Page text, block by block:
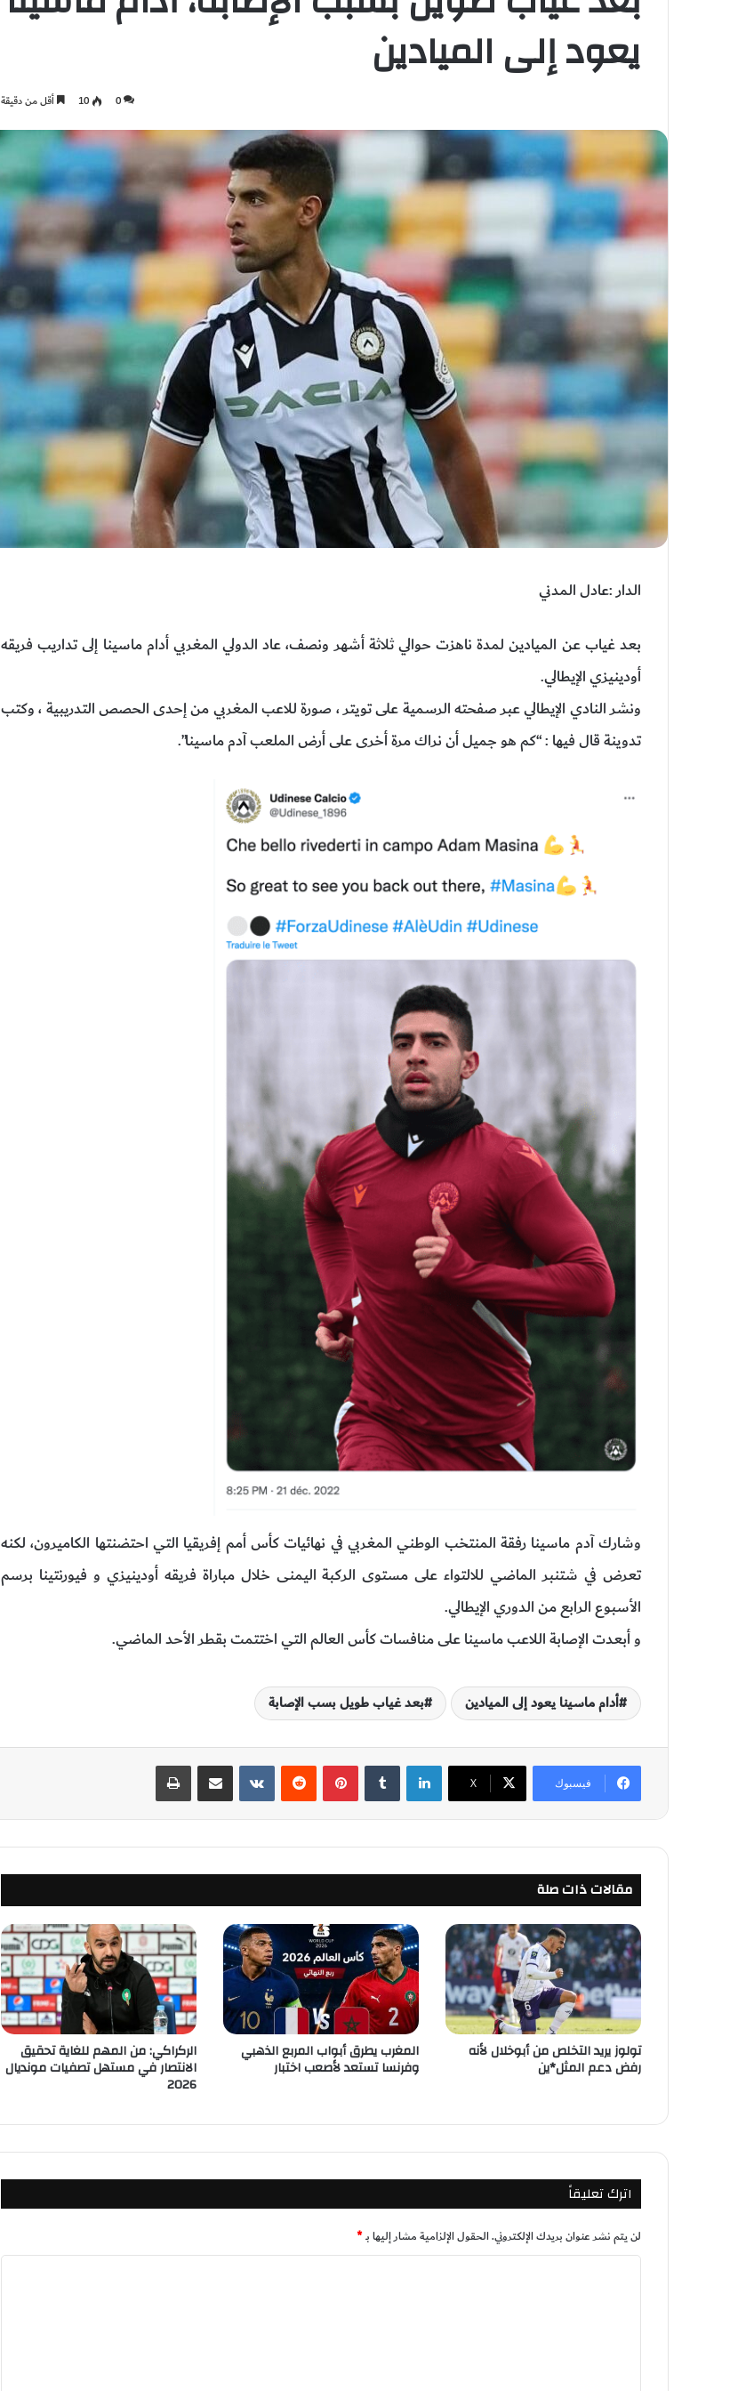
يعود إلى الميادين
0
10 أقل من دقيقة
الدار :عادل المدني
بعد غياب عن الميادين لمدة ناهزت حوالي ثلاثة أشهر ونصف، عاد الدولي المغربي أدام ماسينا إلى تداريب فريقه
أودينيزي الإيطالي.
ونشر النادي الإيطالي عبر صفحته الرسمية على تويتر ، صورة للاعب المغربي من إحدى الحصص التدريبية ، وكتب
تدوينة قال فيها : “كم هو جميل أن نراك مرة أخرى على أرض الملعب آدم ماسينا”.
وشارك آدم ماسينا رفقة المنتخب الوطني المغربي في نهائيات كأس أمم إفريقيا التي احتضنتها الكاميرون، لكنه
تعرض في شتنبر الماضي للالتواء على مستوى الركبة اليمنى خلال مباراة فريقه أودينيزي و فيورنتينا برسم
الأسبوع الرابع من الدوري الإيطالي.
و أبعدت الإصابة اللاعب ماسينا على منافسات كأس العالم التي اختتمت بقطر الأحد الماضي.
أدام ماسينا يعود إلى الميادين بعد غياب طويل بسب الإصابة
فيسبوك ‫X
لينكدإن بينتيريست
مقالات ذات صلة
تولوز يريد التخلص من أبوخلال لأنه
رفض دعم المثل*ين
المغرب يطرق أبواب المربع الذهبي
وفرنسا تستعد لأصعب اختبار
الركراكي: من المهم للغاية تحقيق
الانتصار في مستهل تصفيات مونديال
2026
اترك تعليقاً
لن يتم نشر عنوان بريدك الإلكتروني.الحقول الإلزامية مشار إليها بـ*